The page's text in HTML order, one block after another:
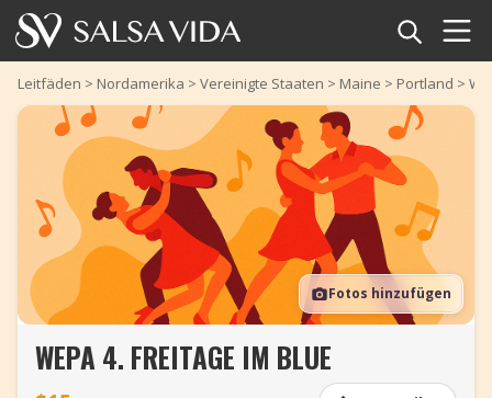
Startseite
Veranstaltungen
Nachrichten
Artikel
Videos
Salsa-Begriffe
Leitfäden > Nordamerika > Vereinigte Staaten > Maine > Portland >
Fotos hinzufügen
WEPA 4. FREITAGE IM BLUE